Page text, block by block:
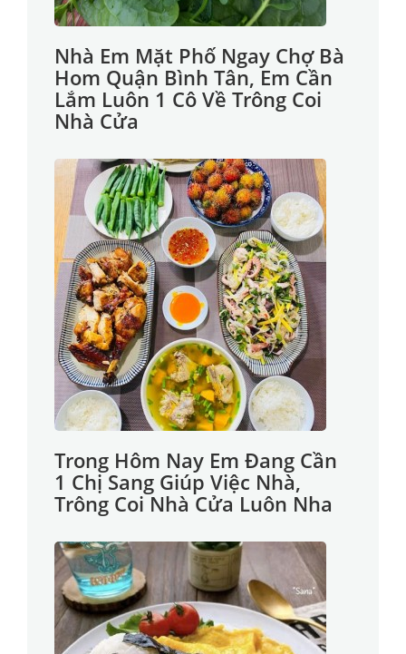
Nhà Em Mặt Phố Ngay Chợ Bà
Hom Quận Bình Tân, Em Cần
Lắm Luôn 1 Cô Về Trông Coi
Nhà Cửa
Trong Hôm Nay Em Đang Cần
1 Chị Sang Giúp Việc Nhà,
Trông Coi Nhà Cửa Luôn Nha